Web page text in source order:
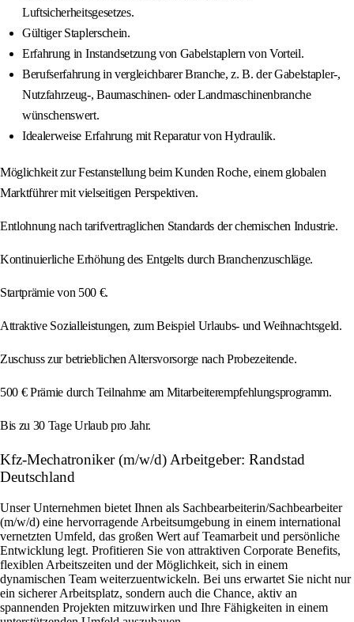
Luftsicherheitsgesetzes.
Gültiger Staplerschein.
Erfahrung in Instandsetzung von Gabelstaplern von Vorteil.
Berufserfahrung in vergleichbarer Branche, z. B. der Gabelstapler-,
Nutzfahrzeug-, Baumaschinen- oder Landmaschinenbranche
wünschenswert.
Idealerweise Erfahrung mit Reparatur von Hydraulik.
Möglichkeit zur Festanstellung beim Kunden Roche, einem globalen
Marktführer mit vielseitigen Perspektiven.
Entlohnung nach tarifvertraglichen Standards der chemischen Industrie.
Kontinuierliche Erhöhung des Entgelts durch Branchenzuschläge.
Startprämie von 500 €.
Attraktive Sozialleistungen, zum Beispiel Urlaubs- und Weihnachtsgeld.
Zuschuss zur betrieblichen Altersvorsorge nach Probezeitende.
500 € Prämie durch Teilnahme am Mitarbeiterempfehlungsprogramm.
Bis zu 30 Tage Urlaub pro Jahr.
Kfz-Mechatroniker (m/w/d) Arbeitgeber: Randstad
Deutschland
Unser Unternehmen bietet Ihnen als Sachbearbeiterin/Sachbearbeiter
(m/w/d) eine hervorragende Arbeitsumgebung in einem international
vernetzten Umfeld, das großen Wert auf Teamarbeit und persönliche
Entwicklung legt. Profitieren Sie von attraktiven Corporate Benefits,
flexiblen Arbeitszeiten und der Möglichkeit, sich in einem
dynamischen Team weiterzuentwickeln. Bei uns erwartet Sie nicht nur
ein sicherer Arbeitsplatz, sondern auch die Chance, aktiv an
spannenden Projekten mitzuwirken und Ihre Fähigkeiten in einem